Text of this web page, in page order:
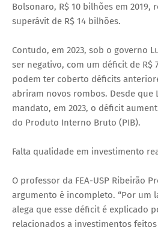
Bolsonaro, R$ 10 bilhões em 2019,
superávit de R$ 14 bilhões.
Contudo, em 2023, sob o governo
ser negativo, com um déficit de R$
podem ter coberto déficits
abriram novos rombos. Desde que
mandato, em 2023, o déficit
do Produto Interno Bruto (PIB).
Falta qualidade em investimento
O professor da FEA-USP Ribeirão
argumento é incompleto. “Por um
alega que esse déficit é explicado
relacionados a investimentos